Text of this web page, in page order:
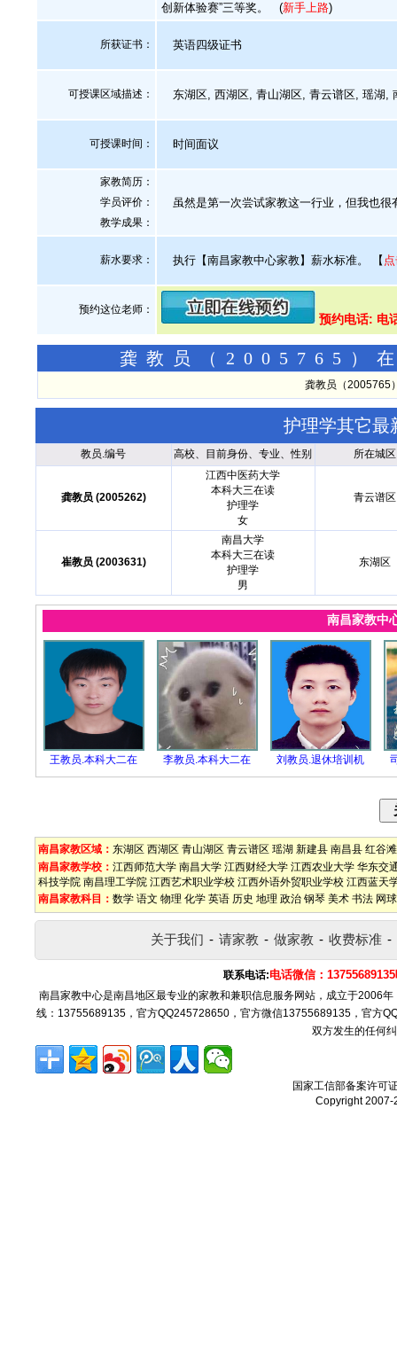
创新体验赛”三等奖。
(新手上路)
所获证书 ： 英语四级证书
可授课区域描述： 东湖区, 西湖区, 青山湖区, 青云谱区, 瑶湖,
可授课时间： 时间面议
家教简历：
学员评价：
教学成果：
虽然是第一次尝试家教这一行业，但我也很
薪水要求： 执行【南昌家教中心家教】薪水标准。 【
预约这位老师：
预约电话: 电
龚教员（2005765）
龚教员（2005765
护理学其它最
教员.编号 高校、目前身份、专业、性别 所在城区
龚教员 (2005262)
江西中医药大学
本科大三在读
护理学
女
青云谱区
崔教员 (2003631)
南昌大学
本科大三在读
护理学
男
东湖区
南昌家教中
王教员.本科大二在 李教员.本科大二在 刘教员.退休培训机
南昌家教区域： 东湖区 西湖区 青山湖区 青云谱区 瑶湖 新建县 南昌县 红谷滩
南昌家教学校： 江西师范大学 南昌大学 江西财经大学 江西农业大学 华东交
科技学院 南昌理工学院 江西艺术职业学校 江西外语外贸职业学校 江西蓝天
南昌家教科目： 数学 语文 物理 化学 英语 历史 地理 政治 钢琴 美术 书法 网球
关于我们 - 请家教 - 做家教 - 收费标准 -
联系电话:电话微信：
南昌家教中心是南昌地区最专业的家教和兼职信息服务网站，成立于2006
线：13755689135，官方QQ245728650，官方微信13755689135，官方
双方发生的任何
国家工信部备案许可
Copyright 2007-